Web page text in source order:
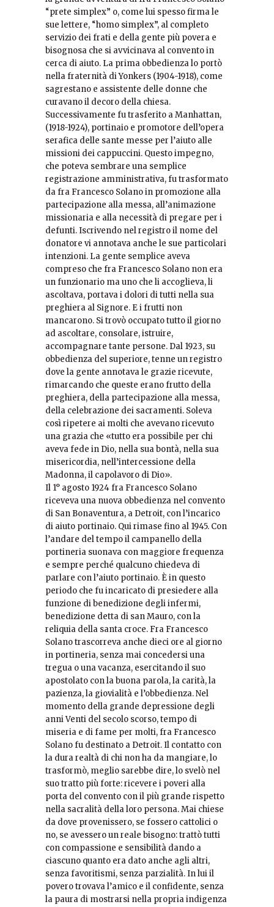
“prete simplex” o, come lui spesso firma le
sue lettere, “homo simplex”, al completo
servizio dei frati e della gente più povera e
bisognosa che si avvicinava al convento in
cerca di aiuto. La prima obbedienza lo portò
nella fraternità di Yonkers (1904-1918), come
sagrestano e assistente delle donne che
curavano il decoro della chiesa.
Successivamente fu trasferito a Manhattan,
(1918-1924), portinaio e promotore dell’opera
serafica delle sante messe per l’aiuto alle
missioni dei cappuccini. Questo impegno,
che poteva sembrare una semplice
registrazione amministrativa, fu trasformato
da fra Francesco Solano in promozione alla
partecipazione alla messa, all’animazione
missionaria e alla necessità di pregare per i
defunti. Iscrivendo nel registro il nome del
donatore vi annotava anche le sue particolari
intenzioni. La gente semplice aveva
compreso che fra Francesco Solano non era
un funzionario ma uno che li accoglieva, li
ascoltava, portava i dolori di tutti nella sua
preghiera al Signore. E i frutti non
mancarono. Si trovò occupato tutto il giorno
ad ascoltare, consolare, istruire,
accompagnare tante persone. Dal 1923, su
obbedienza del superiore, tenne un registro
dove la gente annotava le grazie ricevute,
rimarcando che queste erano frutto della
preghiera, della partecipazione alla messa,
della celebrazione dei sacramenti. Soleva
così ripetere ai molti che avevano ricevuto
una grazia che «tutto era possibile per chi
aveva fede in Dio, nella sua bontà, nella sua
misericordia, nell’intercessione della
Madonna, il capolavoro di Dio».
Il 1° agosto 1924 fra Francesco Solano
riceveva una nuova obbedienza nel convento
di San Bonaventura, a Detroit, con l’incarico
di aiuto portinaio. Qui rimase fino al 1945. Con
l’andare del tempo il campanello della
portineria suonava con maggiore frequenza
e sempre perché qualcuno chiedeva di
parlare con l’aiuto portinaio. È in questo
periodo che fu incaricato di presiedere alla
funzione di benedizione degli infermi,
benedizione detta di san Mauro, con la
reliquia della santa croce. Fra Francesco
Solano trascorreva anche dieci ore al giorno
in portineria, senza mai concedersi una
tregua o una vacanza, esercitando il suo
apostolato con la buona parola, la carità, la
pazienza, la giovialità e l’obbedienza. Nel
momento della grande depressione degli
anni Venti del secolo scorso, tempo di
miseria e di fame per molti, fra Francesco
Solano fu destinato a Detroit. Il contatto con
la dura realtà di chi non ha da mangiare, lo
trasformò, meglio sarebbe dire, lo svelò nel
suo tratto più forte: ricevere i poveri alla
porta del convento con il più grande rispetto
nella sacralità della loro persona. Mai chiese
da dove provenissero, se fossero cattolici o
no, se avessero un reale bisogno: trattò tutti
con compassione e sensibilità dando a
ciascuno quanto era dato anche agli altri,
senza favoritismi, senza parzialità. In lui il
povero trovava l’amico e il confidente, senza
la paura di mostrarsi nella propria indigenza